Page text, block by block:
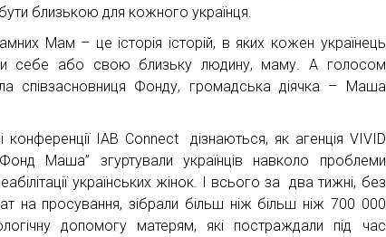
близькою для кожного українця.
Мам – це історія історій, в яких кожен українець
себе або свою близьку людину, маму. А голосом
співзасновниця Фонду, громадська діячка – Маша
конференції IAB Connect дізнаються, як агенція VIVID
Маша” згуртували українців навколо проблеми
українських жінок. І всього за два тижні, без
на просування, зібрали більш ніж більш ніж 700 000
допомогу матерям, які постраждали під час